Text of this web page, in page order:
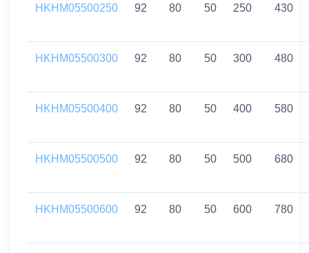
HKHM05500250 92 80 50 250 430
HKHM05500300 92 80 50 300 480
HKHM05500400 92 80 50 400 580
HKHM05500500 92 80 50 500 680
HKHM05500600 92 80 50 600 780